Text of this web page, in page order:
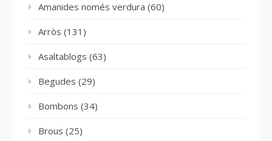
Amanides només verdura (60)
Arròs (131)
Asaltablogs (63)
Begudes (29)
Bombons (34)
Brous (25)